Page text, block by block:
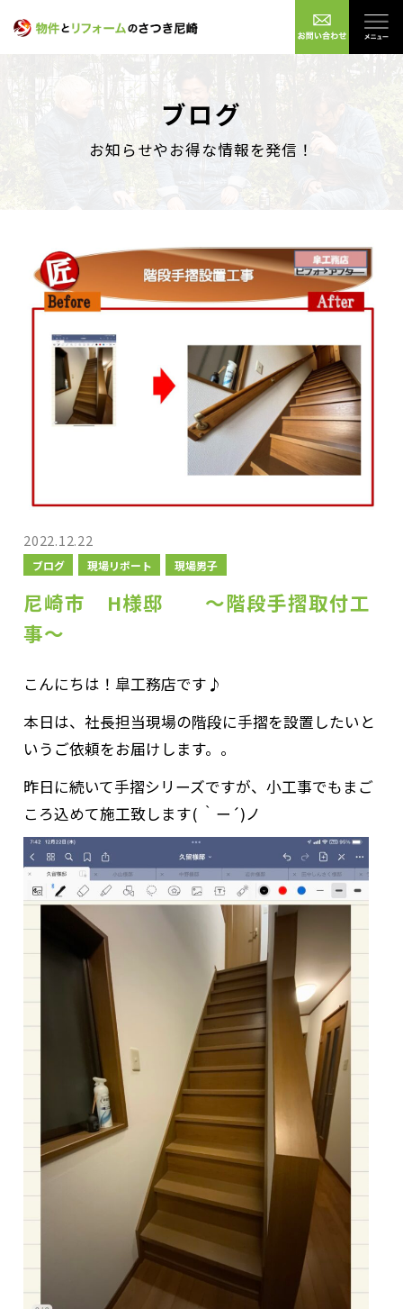
ブログ
お知らせやお得な情報を発信！
2022.12.22
ブログ 現場リポート 現場男子
尼崎市 H様邸 ～階段手摺取付工
事～
こんにちは！皐工務店です♪
本日は、社長担当現場の階段に手摺を設置したいと
いうご依頼をお届けします。。
昨日に続いて手摺シリーズですが、小工事でもまご
ころ込めて施工致します( ｀ー´)ノ